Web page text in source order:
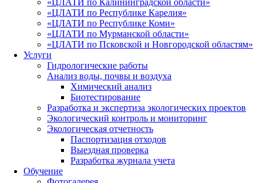
«ЦЛАТИ по Калининградской области»
«ЦЛАТИ по Республике Карелия»
«ЦЛАТИ по Республике Коми»
«ЦЛАТИ по Мурманской области»
«ЦЛАТИ по Псковской и Новгородской областям»
Услуги
Гидрологические работы
Анализ воды, почвы и воздуха
Химический анализ
Биотестирование
Разработка и экспертиза экологических проектов
Экологический контроль и мониторинг
Экологическая отчетность
Паспортизация отходов
Выездная проверка
Разработка журнала учета
Обучение